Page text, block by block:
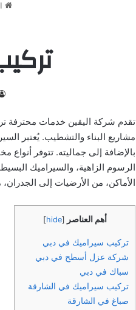
تقدم شركة اليقين خدمات محترفة
مشاريع البناء والتشطيب. يُعتبر
بالإضافة إلى جماليته. تتوفر
الرسوم الزاهية، والسيراميك
الأماكن، من الأرضيات إلى
أهم العناصر [
hide
]
تركيب سيراميك في دبي
شركة عزل أسطح في دبي
سباك في دبي
تركيب سيراميك في الشارقة
صباغ في الشارقة